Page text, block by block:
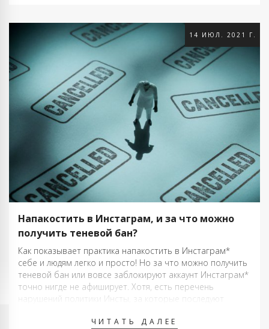
14 ИЮЛ. 2021 Г.
Напакостить в Инстаграм, и за что можно
получить теневой бан?
Как показывает практика напакостить в Инстаграм*
себе и людям легко и просто! Но за что можно получить
теневой бан или вовсе заблокируют аккаунт Инстаграм*
точно нигде не афиширует. Хотя, есть перечень
нарушений политики Инсты, за которые последуют
Использование ПО (программного обеспечения),
ЧИТАТЬ ДАЛЕЕ